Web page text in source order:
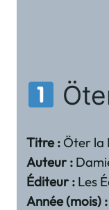
Titre : Öter la
Auteur :
Éditeur : Les
Année (mois)